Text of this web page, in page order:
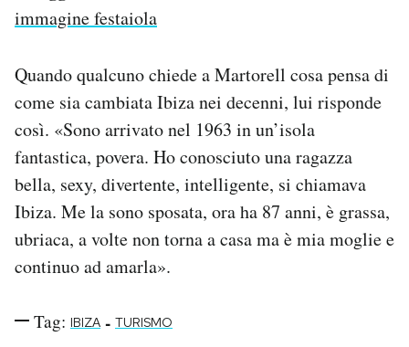
immagine festaiola
Quando qualcuno chiede a Martorell cosa pensa di
come sia cambiata Ibiza nei decenni, lui risponde
così. «Sono arrivato nel 1963 in un’isola
fantastica, povera. Ho conosciuto una ragazza
bella, sexy, divertente, intelligente, si chiamava
Ibiza. Me la sono sposata, ora ha 87 anni, è grassa,
ubriaca, a volte non torna a casa ma è mia moglie e
continuo ad amarla».
Tag: IBIZA - TURISMO